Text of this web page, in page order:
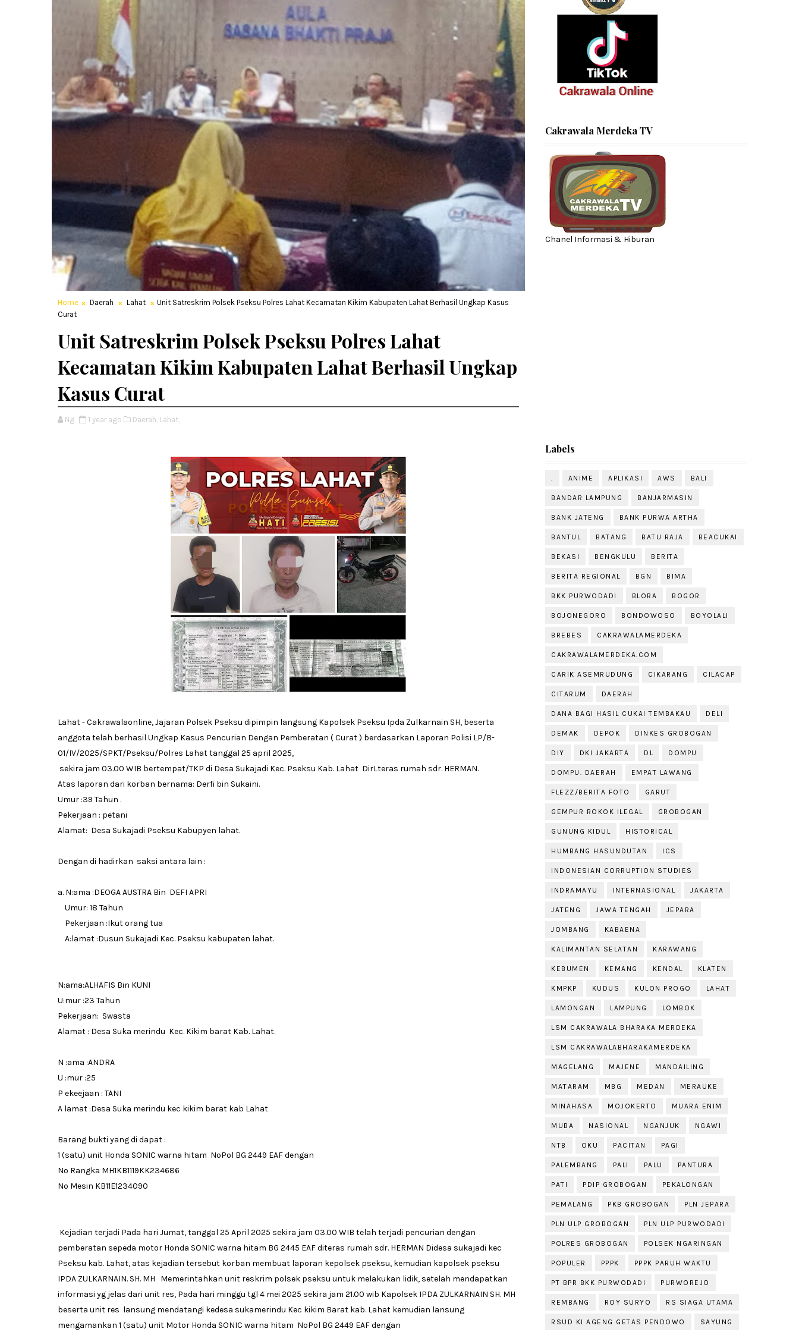
Home Daerah Lahat
Unit Satreskrim Polsek Pseksu Polres Lahat Kecamatan Kikim Kabupaten Lahat Berhasil Ungkap Kasus
Curat
Unit Satreskrim Polsek Pseksu Polres Lahat
Kecamatan Kikim Kabupaten Lahat Berhasil Ungkap
Kasus Curat
Ng 1 year ago Daerah, Lahat,
Lahat - Cakrawalaonline, Jajaran Polsek Pseksu dipimpin langsung Kapolsek Pseksu Ipda Zulkarnain SH, beserta
anggota telah berhasil Ungkap Kasus Pencurian Dengan Pemberatan ( Curat ) berdasarkan Laporan Polisi LP/B-
01/IV/2025/SPKT/Pseksu/Polres Lahat tanggal 25 april 2025,
sekira jam 03.00 WIB bertempat/TKP di Desa Sukajadi Kec. Pseksu Kab. Lahat DirLteras rumah sdr. HERMAN.
Atas laporan dari korban bernama: Derfi bin Sukaini.
Umur :39 Tahun .
Pekerjaan : petani
Alamat: Desa Sukajadi Pseksu Kabupyen lahat.
Dengan di hadirkan saksi antara lain :
a. N:ama :DEOGA AUSTRA Bin DEFI APRI
Umur: 18 Tahun
Pekerjaan :Ikut orang tua
A:lamat :Dusun Sukajadi Kec. Pseksu kabupaten lahat.
N:ama:ALHAFIS Bin KUNI
U:mur :23 Tahun
Pekerjaan: Swasta
Alamat : Desa Suka merindu Kec. Kikim barat Kab. Lahat.
N :ama :ANDRA
U :mur :25
P ekeejaan : TANI
A lamat :Desa Suka merindu kec kikim barat kab Lahat
Barang bukti yang di dapat :
1 (satu) unit Honda SONIC warna hitam NoPol BG 2449 EAF dengan
No Rangka MH1KB1119KK234686
No Mesin KB11E1234090
Kejadian terjadi Pada hari Jumat, tanggal 25 April 2025 sekira jam 03.00 WIB telah terjadi pencurian dengan
pemberatan sepeda motor Honda SONIC warna hitam BG 2445 EAF diteras rumah sdr. HERMAN Didesa sukajadi kec
Pseksu kab. Lahat, atas kejadian tersebut korban membuat laporan kepolsek pseksu, kemudian kapolsek pseksu
IPDA ZULKARNAIN. SH. MH Memerintahkan unit reskrim polsek pseksu untuk melakukan lidik, setelah mendapatkan
informasi yg jelas dari unit res, Pada hari minggu tgl 4 mei 2025 sekira jam 21.00 wib Kapolsek IPDA ZULKARNAIN SH. MH
beserta unit res lansung mendatangi kedesa sukamerindu Kec kikim Barat kab. Lahat kemudian lansung
mengamankan 1 (satu) unit Motor Honda SONIC warna hitam NoPol BG 2449 EAF dengan
Cakrawala Merdeka TV
Chanel Informasi & Hiburan
Labels
. ANIME APLIKASI AWS BALI
BANDAR LAMPUNG BANJARMASIN
BANK JATENG BANK PURWA ARTHA
BANTUL BATANG BATU RAJA BEACUKAI
BEKASI BENGKULU BERITA
BERITA REGIONAL BGN BIMA
BKK PURWODADI BLORA BOGOR
BOJONEGORO BONDOWOSO BOYOLALI
BREBES CAKRAWALAMERDEKA
CAKRAWALAMERDEKA.COM
CARIK ASEMRUDUNG CIKARANG CILACAP
CITARUM DAERAH
DANA BAGI HASIL CUKAI TEMBAKAU DELI
DEMAK DEPOK DINKES GROBOGAN
DIY DKI JAKARTA DL DOMPU
DOMPU. DAERAH EMPAT LAWANG
FLEZZ/BERITA FOTO GARUT
GEMPUR ROKOK ILEGAL GROBOGAN
GUNUNG KIDUL HISTORICAL
HUMBANG HASUNDUTAN ICS
INDONESIAN CORRUPTION STUDIES
INDRAMAYU INTERNASIONAL JAKARTA
JATENG JAWA TENGAH JEPARA
JOMBANG KABAENA
KALIMANTAN SELATAN KARAWANG
KEBUMEN KEMANG KENDAL KLATEN
KMPKP KUDUS KULON PROGO LAHAT
LAMONGAN LAMPUNG LOMBOK
LSM CAKRAWALA BHARAKA MERDEKA
LSM CAKRAWALABHARAKAMERDEKA
MAGELANG MAJENE MANDAILING
MATARAM MBG MEDAN MERAUKE
MINAHASA MOJOKERTO MUARA ENIM
MUBA NASIONAL NGANJUK NGAWI
NTB OKU PACITAN PAGI
PALEMBANG PALI PALU PANTURA
PATI PDIP GROBOGAN PEKALONGAN
PEMALANG PKB GROBOGAN PLN JEPARA
PLN ULP GROBOGAN PLN ULP PURWODADI
POLRES GROBOGAN POLSEK NGARINGAN
POPULER PPPK PPPK PARUH WAKTU
PT BPR BKK PURWODADI PURWOREJO
REMBANG ROY SURYO RS SIAGA UTAMA
RSUD KI AGENG GETAS PENDOWO SAYUNG